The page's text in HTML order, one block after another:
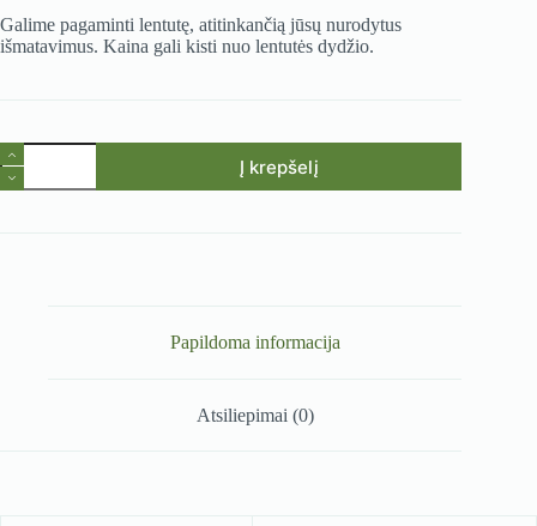
Galime pagaminti lentutę, atitinkančią jūsų nurodytus
išmatavimus. Kaina gali kisti nuo lentutės dydžio.
produkto
kiekis:
Medinė
Į krepšelį
Papildoma informacija
Atsiliepimai (0)